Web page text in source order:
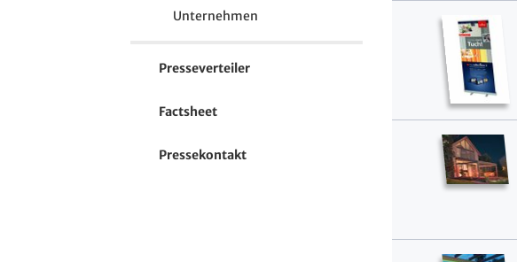
Unternehmen
Presseverteiler
Factsheet
Pressekontakt